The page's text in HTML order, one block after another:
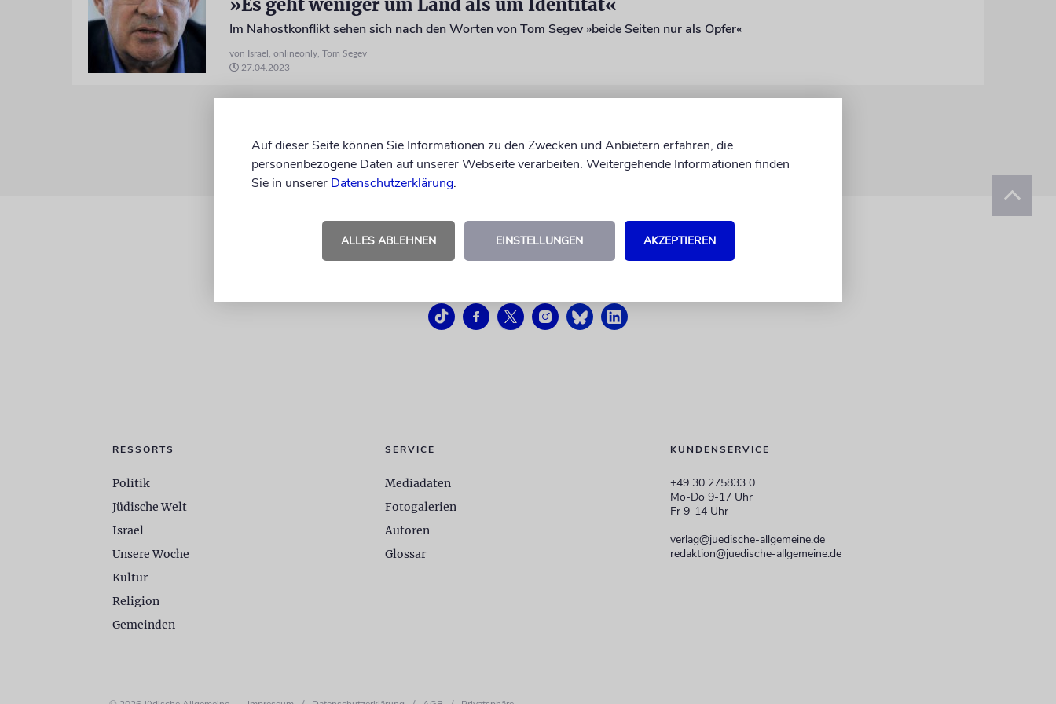
»Es geht weniger um Land als um Identität«
Im Nahostkonflikt sehen sich nach den Worten von Tom Segev »beide Seiten nur als Opfer«
von Israel, onlineonly, Tom Segev
27.04.2023
KUNDENSERVICE
+49 30 275833 0
Mo-Do 9-17 Uhr
Fr 9-14 Uhr
verlag@juedische-allgemeine.de
redaktion@juedische-allgemeine.de
RESSORTS
Politik
Jüdische Welt
Israel
Unsere Woche
Kultur
Religion
Gemeinden
SERVICE
Mediadaten
Fotogalerien
Autoren
Glossar
Auf dieser Seite können Sie Informationen zu den Zwecken und Anbietern erfahren, die
personenbezogene Daten auf unserer Webseite verarbeiten. Weitergehende Informationen finden
Sie in unserer Datenschutzerklärung.
ALLES ABLEHNEN EINSTELLUNGEN AKZEPTIEREN